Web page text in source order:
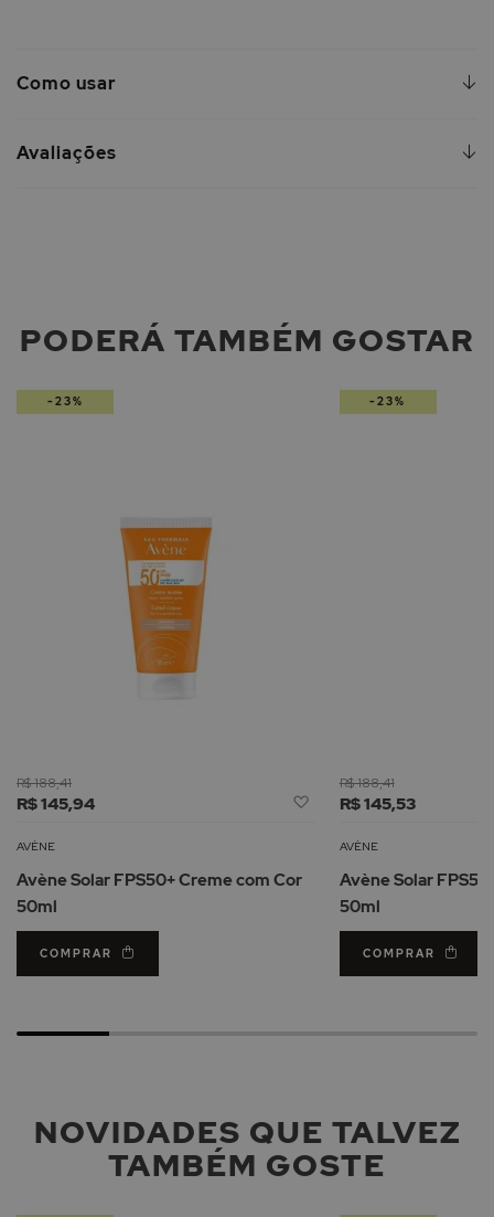
Como usar
Avaliações
PODERÁ TAMBÉM GOSTAR
R$ 145,94
R$ 188,41
Adicionar
Lista
Desejos
AVÈNE
Avène Solar FPS50+ Creme com Cor
50ml
COMPRAR
-23%
R$ 145,53
R$ 188,41
AVÈNE
Avène Solar
50ml
COMPRAR
-23%
NOVIDADES QUE TALVEZ
TAMBÉM GOSTE